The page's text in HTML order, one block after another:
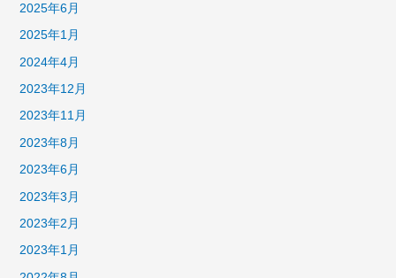
2025年6月
2025年1月
2024年4月
2023年12月
2023年11月
2023年8月
2023年6月
2023年3月
2023年2月
2023年1月